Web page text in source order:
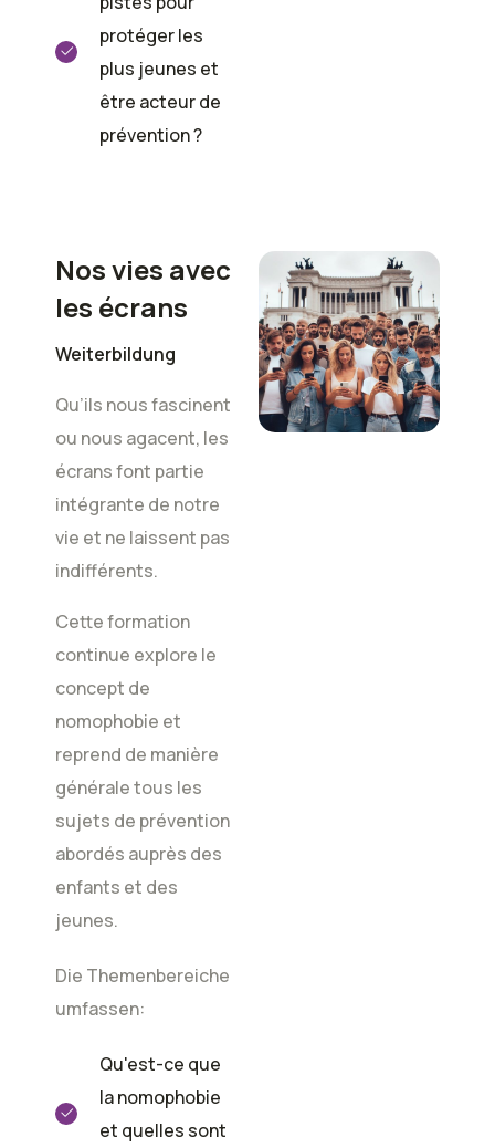
protéger les
plus jeunes et
être acteur de
prévention ?
Nos vies avec
les écrans
Weiterbildung
Qu’ils nous fascinent
ou nous agacent, les
écrans font partie
intégrante de notre
vie et ne laissent pas
indifférents.
Cette formation
continue explore le
concept de
nomophobie et
reprend de manière
générale tous les
sujets de prévention
abordés auprès des
enfants et des
jeunes.
Die Themenbereiche
umfassen:
Qu'est-ce que
la nomophobie
et quelles sont